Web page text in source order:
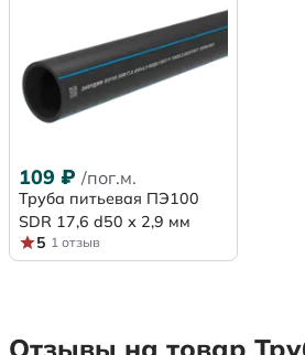
109 ₽ /пог.м.
Труба питьевая ПЭ100
SDR 17,6 d50 х 2,9 мм
5 1 отзыв
Отзывы на товар